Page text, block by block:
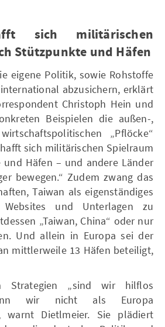
sich militärischen
Stützpunkte und Häfen
eigene Politik, sowie Rohstoffe
abzusichern, erklärt
Christoph Hein und
Beispielen die außen-,
„Pflöcke“
sich militärischen Spielraum
Häfen – und andere Länder
bewegen.“ Zudem zwang das
Taiwan als eigenständiges
und Unterlagen zu
„Taiwan, China“ oder nur
Und allein in Europa sei der
mittlerweile 13 Häfen beteiligt,
Strategien „sind wir hilflos
wir nicht als Europa
warnt Dietlmeier. Sie plädiert